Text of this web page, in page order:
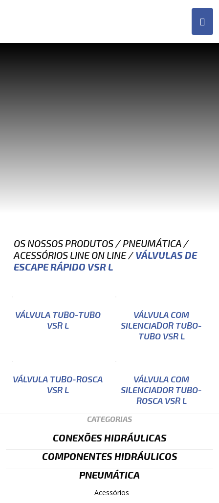
OS NOSSOS PRODUTOS / PNEUMÁTICA /
ACESSÓRIOS LINE ON LINE/ VÁLVULAS DE
ESCAPE RÁPIDO VSR L
CATEGORIAS
CONEXÕES HIDRÁULICAS
COMPONENTES HIDRÁULICOS
PNEUMÁTICA
Acessórios
VÁLVULA TUBO-TUBO
VSR L
VÁLVULA COM
SILENCIADOR TUBO-
TUBO VSR L
VÁLVULA TUBO-ROSCA
VSR L
VÁLVULA COM
SILENCIADOR TUBO-
ROSCA VSR L